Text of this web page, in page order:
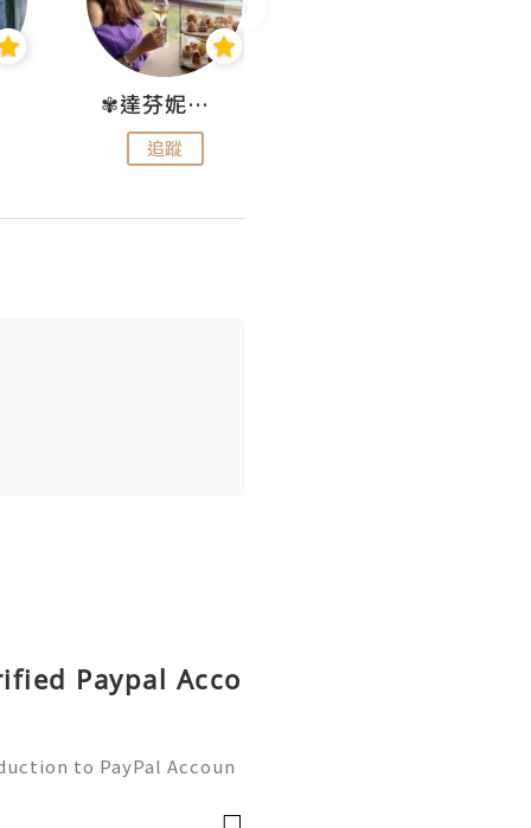
✾達芬妮•愛孩子•愛生活✾
追蹤
Paypal Acco
to PayPal Accoun
worldwide. Whether yo